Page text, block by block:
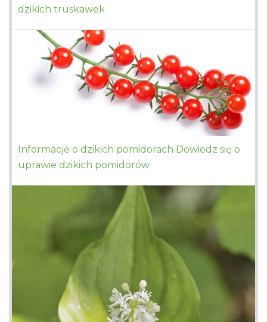
dzikich truskawek
Informacje o dzikich pomidorach Dowiedz się o
uprawie dzikich pomidorów